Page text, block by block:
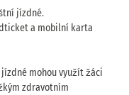
jízdné.
a mobilní karta
mohou využít žáci
zdravotním